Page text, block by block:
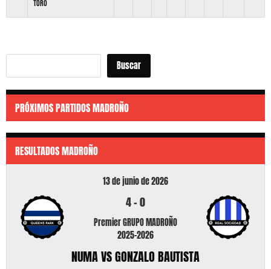
Toro
Buscar Buscar
PRÓXIMOS PARTIDOS MADROÑO
RESULTADOS MADROÑO
13 de junio de 2026
4-0
Premier GRUPO MADROÑO
2025-2026
NUMA VS GONZALO BAUTISTA